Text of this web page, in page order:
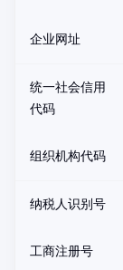
企业网址
统一社会信用
代码
组织机构代码
纳税人识别号
工商注册号